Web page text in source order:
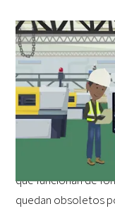
La
estándar de
En las empresas
procedimiento
actualizar software
mantenimiento
que funcionan de
quedan obsoletos